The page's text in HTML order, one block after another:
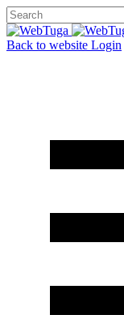
Back to website Login